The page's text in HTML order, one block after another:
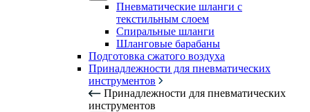
Пневматические шланги с
текстильным слоем
Спиральные шланги
Шланговые барабаны
Подготовка сжатого воздуха
Принадлежности для пневматических
инструментов
Принадлежности для пневматических
инструментов